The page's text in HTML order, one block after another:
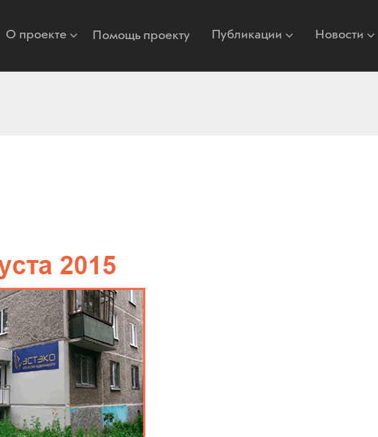
О проекте Помощь проекту Публикации Новости